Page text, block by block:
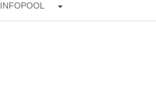
INFOPOOL